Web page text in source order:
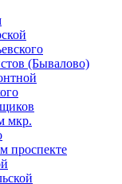
(Бывалово)
мкр.
проспекте